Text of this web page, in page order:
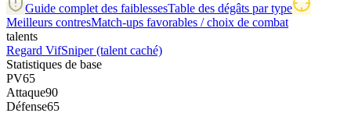
Guide complet des faiblessesTable des dégâts par type
Meilleurs contresMatch-ups favorables / choix de combat
talents
Regard VifSniper(talent caché)
Statistiques de base
PV65
Attaque90
Défense65